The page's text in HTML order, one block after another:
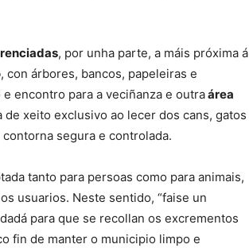
, por unha parte, a máis próxima á
, con árbores, bancos, papeleiras e
encontro para a veciñanza e outraárea
de xeito exclusivo ao lecer dos cans, gatos
segura e controlada.
tanto para persoas como para animais,
usuarios. Neste sentido, “faise un
para que se recollan os excrementos
fin de manter o municipio limpo e